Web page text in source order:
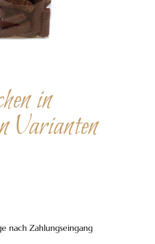
in
Varianten
nach Zahlungseingang